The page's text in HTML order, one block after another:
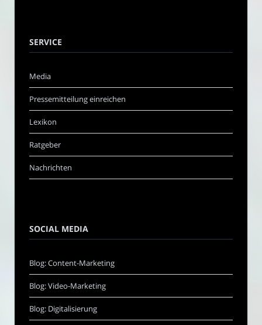
SERVICE
Media
Pressemitteilung einreichen
Lexikon
Ratgeber
Nachrichten
SOCIAL MEDIA
Blog: Content-Marketing
Blog: Video-Marketing
Blog: Digitalisierung